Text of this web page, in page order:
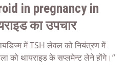
in pregnancy in
का उपचार
में TSH लेवल को नियंत्रण में
को थायराइड के सप्लमेन्ट लेने होंगे।”